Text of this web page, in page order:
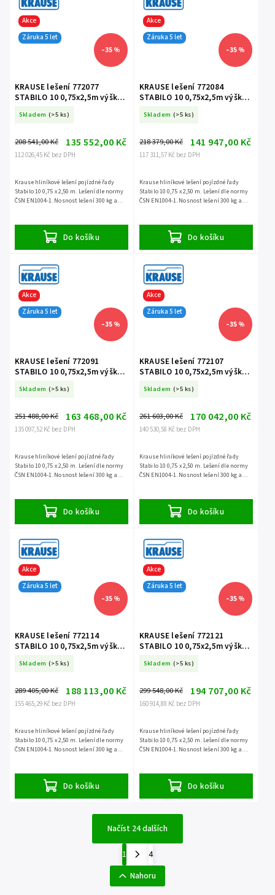
Akce
Záruka 5 let
–35 %
KRAUSE lešení 772077
STABILO 10 0,75x2,5m výška
Skladem (>5 ks)
112 026,45 Kč bez DPH
208 541,00 Kč 135 552,00 Kč
Do košíku
Krause hliníkové lešení pojízdné řady
Stabilo 10 0,75 x 2,50 m. Lešení dle normy
ČSN EN1004-1. Nosnost lešení 300 kg a
Akce
Záruka 5 let
–35 %
KRAUSE lešení 772084
STABILO 10 0,75x2,5m výška
Skladem (>5 ks)
117 311,57 Kč bez DPH
218 379,00 Kč 141 947,00 Kč
Do košíku
Krause hliníkové lešení pojízdné řady
Stabilo 10 0,75 x 2,50 m. Lešení dle normy
ČSN EN1004-1. Nosnost lešení 300 kg a
Akce
Záruka 5 let
–35 %
KRAUSE lešení 772091
STABILO 10 0,75x2,5m výška
Skladem (>5 ks)
135 097,52 Kč bez DPH
251 488,00 Kč 163 468,00 Kč
Do košíku
Krause hliníkové lešení pojízdné řady
Stabilo 10 0,75 x 2,50 m. Lešení dle normy
ČSN EN1004-1. Nosnost lešení 300 kg a
Akce
Záruka 5 let
–35 %
KRAUSE lešení 772107
STABILO 10 0,75x2,5m výška
Skladem (>5 ks)
140 530,58 Kč bez DPH
261 603,00 Kč 170 042,00 Kč
Do košíku
Krause hliníkové lešení pojízdné řady
Stabilo 10 0,75 x 2,50 m. Lešení dle normy
ČSN EN1004-1. Nosnost lešení 300 kg a
Akce
Záruka 5 let
–35 %
KRAUSE lešení 772114
STABILO 10 0,75x2,5m výška
Skladem (>5 ks)
155 465,29 Kč bez DPH
289 405,00 Kč 188 113,00 Kč
Do košíku
Krause hliníkové lešení pojízdné řady
Stabilo 10 0,75 x 2,50 m. Lešení dle normy
ČSN EN1004-1. Nosnost lešení 300 kg a
Akce
Záruka 5 let
–35 %
KRAUSE lešení 772121
STABILO 10 0,75x2,5m výška
Skladem (>5 ks)
160 914,88 Kč bez DPH
299 548,00 Kč 194 707,00 Kč
Do košíku
Krause hliníkové lešení pojízdné řady
Stabilo 10 0,75 x 2,50 m. Lešení dle normy
ČSN EN1004-1. Nosnost lešení 300 kg a
Načíst 24 dalších
1
4
Nahoru